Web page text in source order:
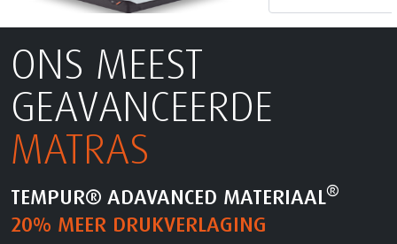
ONS MEEST
GEAVANCEERDE
MATRAS
TEMPUR® ADAVANCED MATERIAAL®
20% MEER DRUKVERLAGING